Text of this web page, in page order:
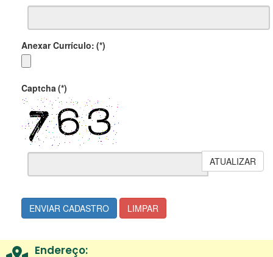
Anexar Currículo: (*)
Captcha (*)
ATUALIZAR
ENVIAR CADASTRO LIMPAR
Endereço: